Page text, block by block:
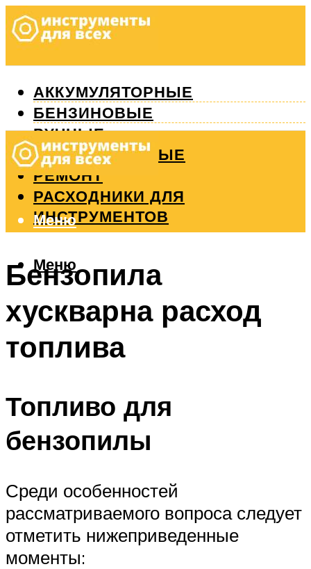
АККУМУЛЯТОРНЫЕ
БЕНЗИНОВЫЕ
РУЧНЫЕ
ИЗМЕРИТЕЛЬНЫЕ
РЕМОНТ
РАСХОДНИКИ ДЛЯ
ИНСТРУМЕНТОВ
Меню
Меню
Бензопила
хускварна расход
топлива
Топливо для
бензопилы
Среди особенностей
рассматриваемого вопроса следует
отметить нижеприведенные
моменты: